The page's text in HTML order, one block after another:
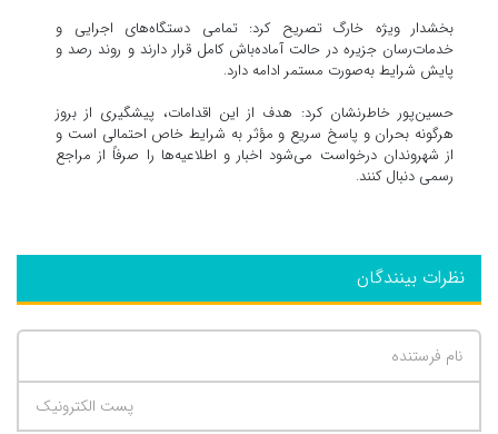
بخشدار ویژه خارگ تصریح کرد: تمامی دستگاه‌های اجرایی و
خدمات‌رسان جزیره در حالت آماده‌باش کامل قرار دارند و روند رصد و
پایش شرایط به‌صورت مستمر ادامه دارد.
حسین‌پور خاطرنشان کرد: هدف از این اقدامات، پیشگیری از بروز
هرگونه بحران و پاسخ سریع و مؤثر به شرایط خاص احتمالی است و
از شهروندان درخواست می‌شود اخبار و اطلاعیه‌ها را صرفاً از مراجع
رسمی دنبال کنند.
نظرات بینندگان